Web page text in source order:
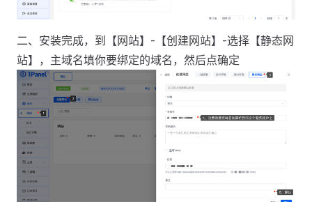
二、安装完成，到【网站】-【创建网站】-选择【静态网
站】，主域名填你要绑定的域名，然后点确定